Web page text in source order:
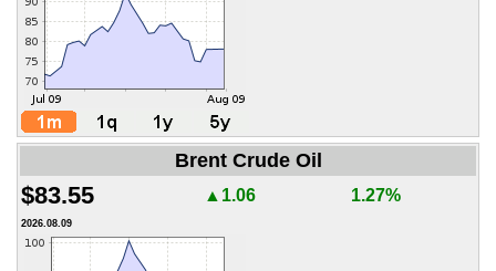
Brent Crude Oil
$83.55 ▲1.06 1.27%
2026.08.09